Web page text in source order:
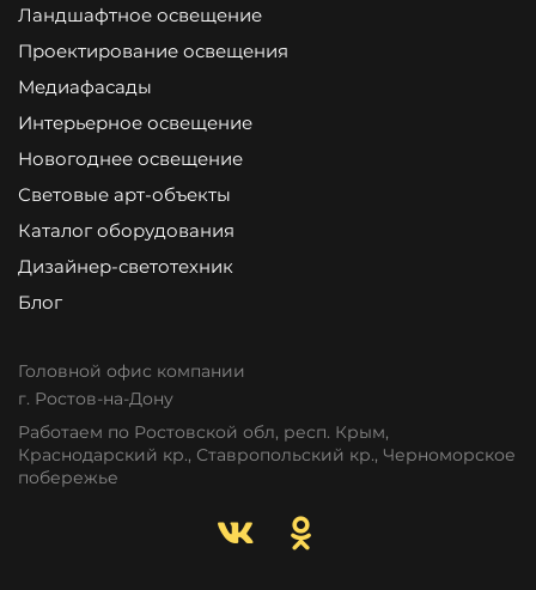
Ландшафтное освещение
Проектирование освещения
Медиафасады
Интерьерное освещение
Новогоднее освещение
Световые арт-объекты
Каталог оборудования
Дизайнер-светотехник
Блог
Головной офис компании
г. Ростов-на-Дону
Работаем по Ростовской обл, респ. Крым,
Краснодарский кр., Ставропольский кр., Черноморское
побережье